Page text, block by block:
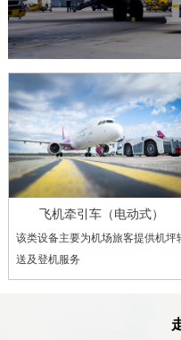
局面。
飞机牵引车（电动式）
该类设备主要为机场旅客提供机坪
送及登机服务